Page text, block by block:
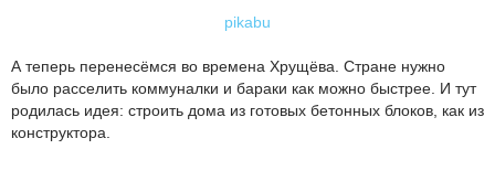
pikabu
А теперь перенесёмся во времена Хрущёва. Стране нужно
было расселить коммуналки и бараки как можно быстрее. И тут
родилась идея: строить дома из готовых бетонных блоков, как из
конструктора.